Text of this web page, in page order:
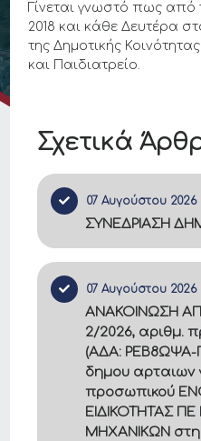
Σχετικά
07 Αυγούστου 2026
ΣΥΝΕΔΡΙΑΣΗ
07 Αυγούστου 2026
ΑΝΑΚΟΙΝΩΣΗ
2/2026, αριθμ.
(ΑΔΑ:
δημου αρταιων
προσωπικού
ΕΙΔΙΚΟΤΗΤΑΣ ΠΕ
ΜΗΧΑΝΙΚΩΝ
Γίνεται γνωστό πως από
2018 και κάθε Δευτέρα
της Δημοτικής
και Παιδιατρείο.